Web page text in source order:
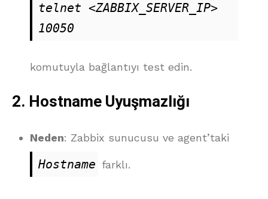
telnet <ZABBIX_SERVER_IP>
10050
komutuyla bağlantıyı test edin.
2. Hostname Uyuşmazlığı
Neden: Zabbix sunucusu ve agent’taki
Hostname farklı.